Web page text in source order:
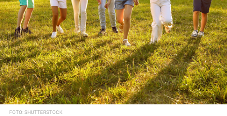
FOTO: SHUTTERSTOCK